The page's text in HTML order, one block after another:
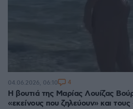
Η βουτιά της Μαρίας Λουίζας
«εκείνους που ζηλεύουν» και
04.06.2026, 06:10 4